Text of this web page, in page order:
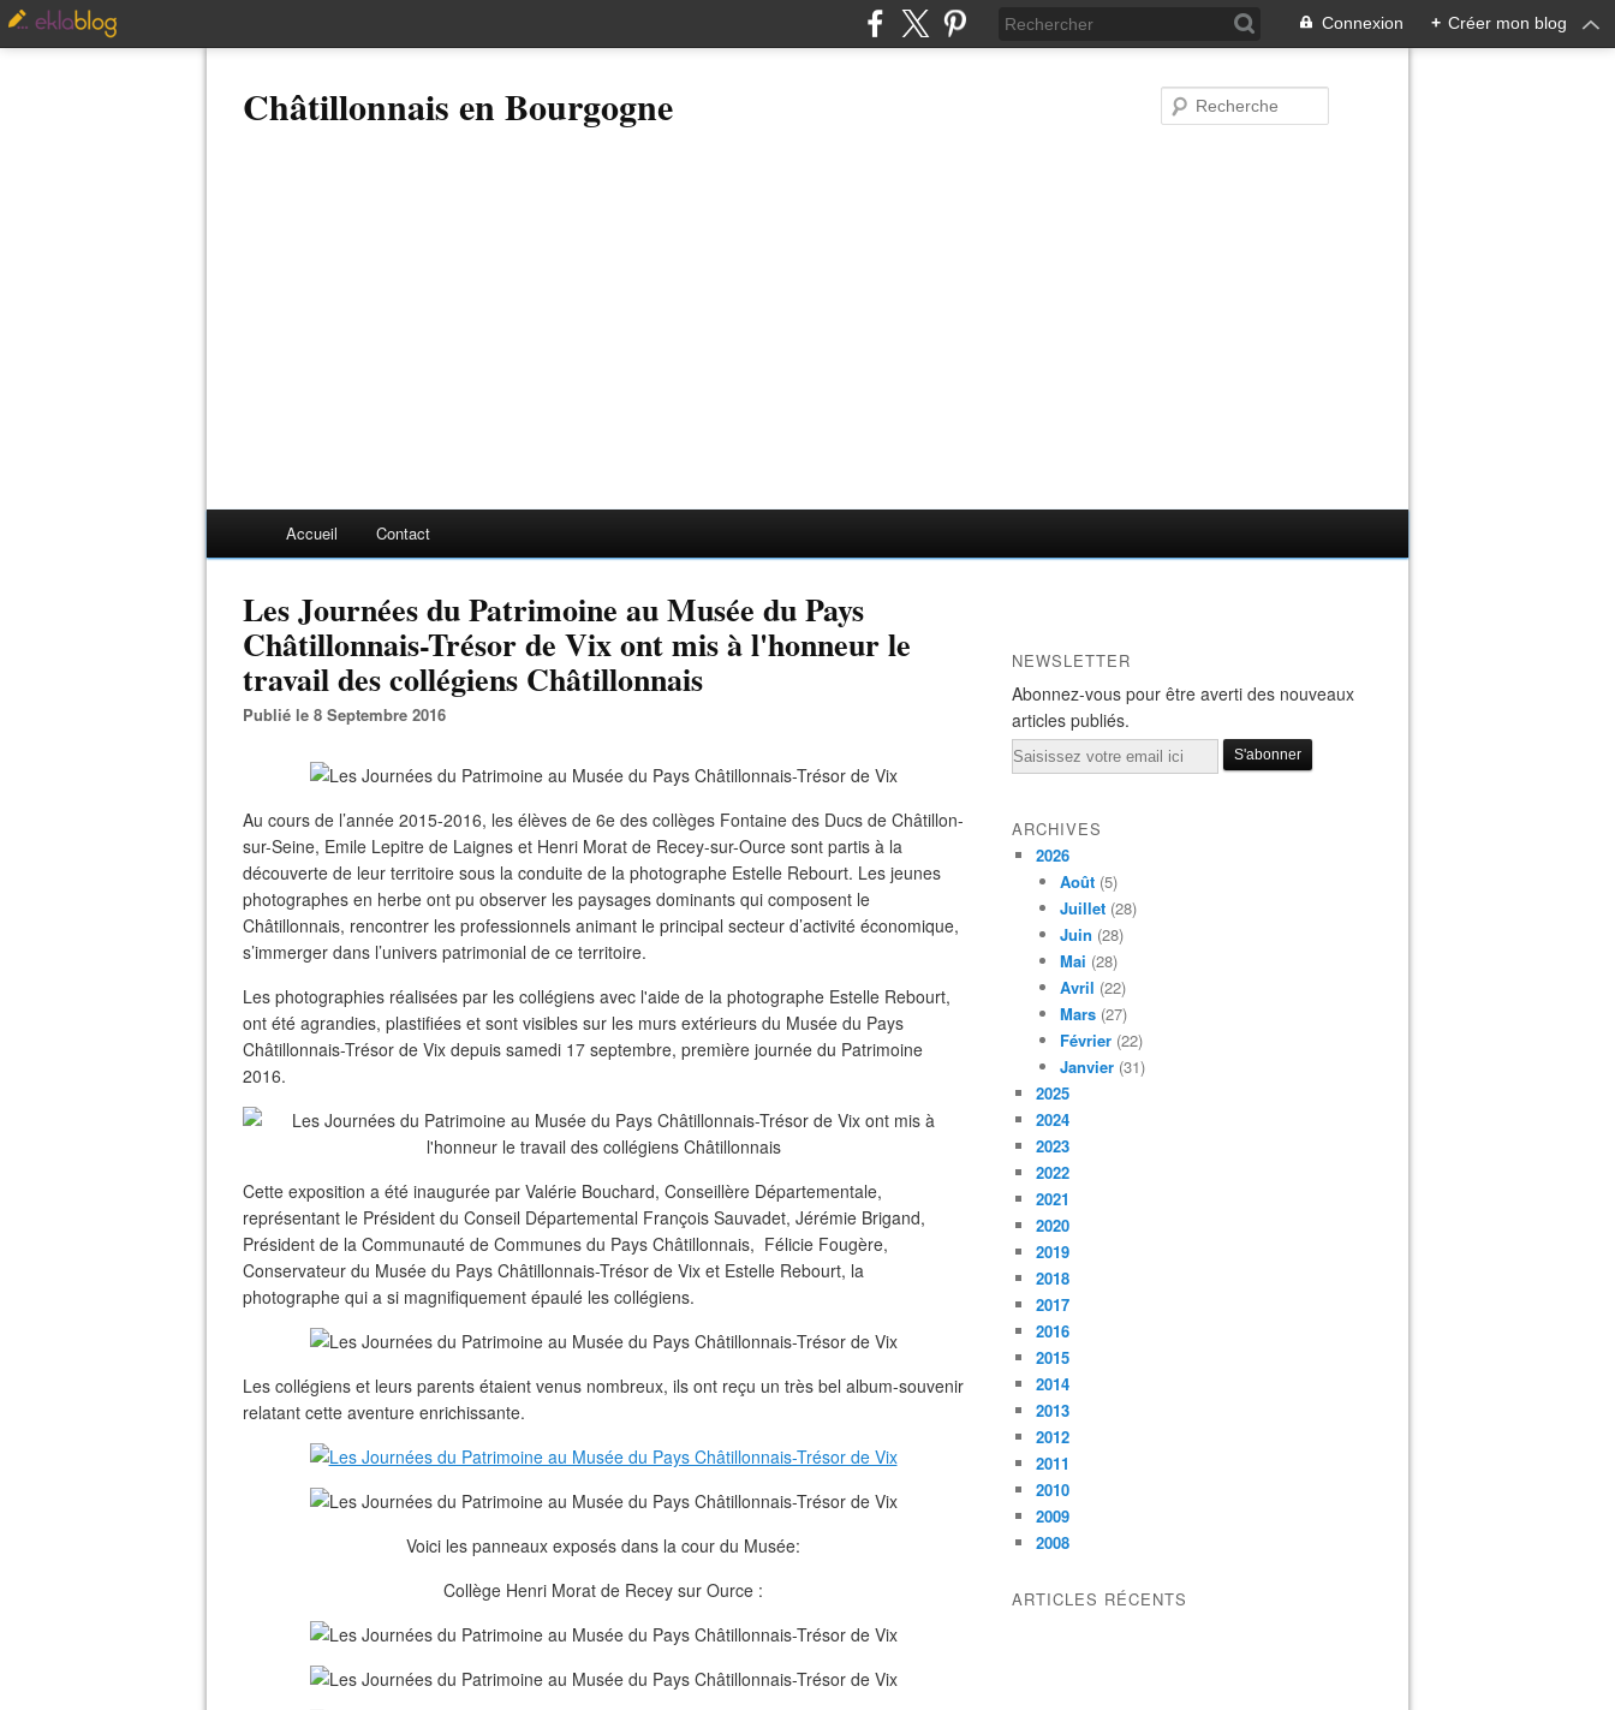
Connexion + Créer mon blog
Châtillonnais en Bourgogne
Accueil Contact
Les Journées du Patrimoine au Musée du Pays
Châtillonnais-Trésor de Vix ont mis à l'honneur le
travail des collégiens Châtillonnais
Publié le 8 Septembre 2016
Au cours de l’année 2015-2016, les élèves de 6e des collèges Fontaine des Ducs de Châtillon-
sur-Seine, Emile Lepitre de Laignes et Henri Morat de Recey-sur-Ource sont partis à la
découverte de leur territoire sous la conduite de la photographe Estelle Rebourt. Les jeunes
photographes en herbe ont pu observer les paysages dominants qui composent le
Châtillonnais, rencontrer les professionnels animant le principal secteur d’activité économique,
s’immerger dans l’univers patrimonial de ce territoire.
Les photographies réalisées par les collégiens avec l'aide de la photographe Estelle Rebourt,
ont été agrandies, plastifiées et sont visibles sur les murs extérieurs du Musée du Pays
Châtillonnais-Trésor de Vix depuis samedi 17 septembre, première journée du Patrimoine
2016.
Cette exposition a été inaugurée par Valérie Bouchard, Conseillère Départementale,
représentant le Président du Conseil Départemental François Sauvadet, Jérémie Brigand,
Président de la Communauté de Communes du Pays Châtillonnais, Félicie Fougère,
Conservateur du Musée du Pays Châtillonnais-Trésor de Vix et Estelle Rebourt, la
photographe qui a si magnifiquement épaulé les collégiens.
Les collégiens et leurs parents étaient venus nombreux, ils ont reçu un très bel album-souvenir
relatant cette aventure enrichissante.
Voici les panneaux exposés dans la cour du Musée:
Collège Henri Morat de Recey sur Ource :
NEWSLETTER
Abonnez-vous pour être averti des nouveaux
articles publiés.
Email
ARCHIVES
2026
Août (5)
Juillet (28)
Juin (28)
Mai (28)
Avril (22)
Mars (27)
Février (22)
Janvier (31)
2025
2024
2023
2022
2021
2020
2019
2018
2017
2016
2015
2014
2013
2012
2011
2010
2009
2008
ARTICLES RÉCENTS